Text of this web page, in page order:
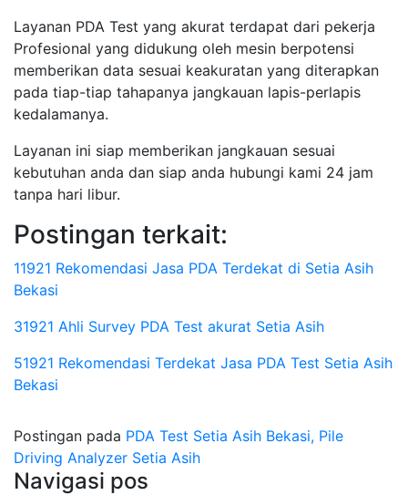
Layanan PDA Test yang akurat terdapat dari pekerja
Profesional yang didukung oleh mesin berpotensi
memberikan data sesuai keakuratan yang diterapkan
pada tiap-tiap tahapanya jangkauan lapis-perlapis
kedalamanya.
Layanan ini siap memberikan jangkauan sesuai
kebutuhan anda dan siap anda hubungi kami 24 jam
tanpa hari libur.
Postingan terkait:
11921 Rekomendasi Jasa PDA Terdekat di Setia Asih
Bekasi
31921 Ahli Survey PDA Test akurat Setia Asih
51921 Rekomendasi Terdekat Jasa PDA Test Setia Asih
Bekasi
Postingan pada PDA Test Setia Asih Bekasi, Pile
Driving Analyzer Setia Asih
Navigasi pos